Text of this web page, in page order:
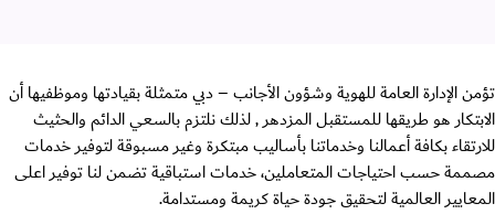
تؤمن الإدارة العامة للهوية وشؤون الأجانب – دبي متمثلة بقيادتها وموظفيها أن
الابتكار هو طريقها للمستقبل المزدهر , لذلك نلتزم بالسعي الدائم والحثيث
للارتقاء بكافة أعمالنا وخدماتنا بأساليب مبتكرة وغير مسبوقة لتوفير خدمات
مصممة حسب احتياجات المتعاملين، خدمات استباقية تضمن لنا توفير اعلى
المعايير العالمية لتحقيق جودة حياة كريمة ومستدامة.